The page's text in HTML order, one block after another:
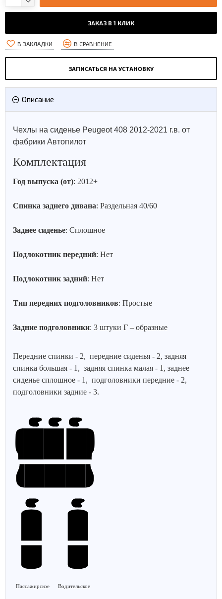
ЗАКАЗ В 1 КЛИК
В ЗАКЛАДКИ В СРАВНЕНИЕ
ЗАПИСАТЬСЯ НА УСТАНОВКУ
Описание
Чехлы на сиденье Peugeot 408 2012-2021 г.в. от
фабрики Автопилот
Комплектация
Год выпуска (от): 2012+
Спинка заднего дивана: Раздельная 40/60
Заднее сиденье: Сплошное
Подлокотник передний: Нет
Подлокотник задний: Нет
Тип передних подголовников: Простые
Задние подголовники: 3 штуки Г – образные
Передние спинки - 2, передние сиденья - 2, задняя
спинка большая - 1, задняя спинка малая - 1, заднее
сиденье сплошное - 1, подголовники передние - 2,
подголовники задние - 3.
Пассажирское Водительское